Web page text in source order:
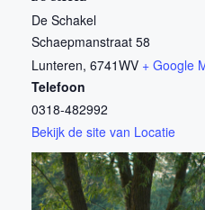
De Schakel
Schaepmanstraat 58
Lunteren, 6741WV + Google
Telefoon
0318-482992
Bekijk de site van Locatie